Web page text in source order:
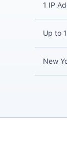
1 IP
Up to
New